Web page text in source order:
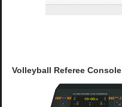
Volleyball Referee Console